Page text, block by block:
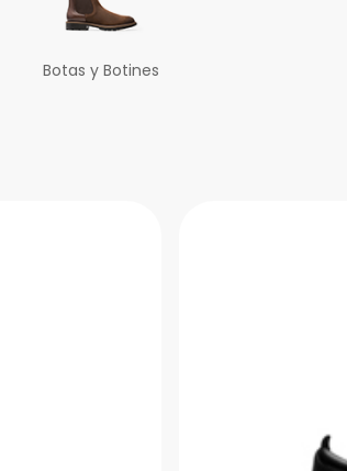
Botas y Botines